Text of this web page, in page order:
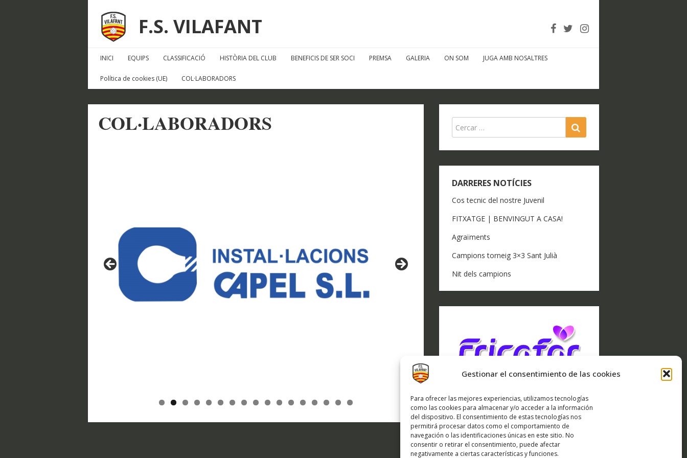
Gestionar el consentimiento de las cookies
Para ofrecer las mejores experiencias, utilizamos tecnologías
como las cookies para almacenar y/o acceder a la información
del dispositivo. El consentimiento de estas tecnologías nos
permitirá procesar datos como el comportamiento de
navegación o las identificaciones únicas en este sitio. No
consentir o retirar el consentimiento, puede afectar
negativamente a ciertas características y funciones.
F.S. VILAFANT
INICI EQUIPS CLASSIFICACIÓ HISTÒRIA DEL CLUB BENEFICIS DE SER SOCI PREMSA GALERIA ON SOM JUGA AMB NOSALTRES
Política de cookies (UE) COL·LABORADORS
COL·LABORADORS
DARRERES NOTÍCIES
Cos tecnic del nostre Juvenil
FITXATGE | BENVINGUT A CASA!
Agraïments
Campions torneig 3×3 Sant Julià
Nit dels campions
ARXIU DE NOTÍCIES
ARXIU